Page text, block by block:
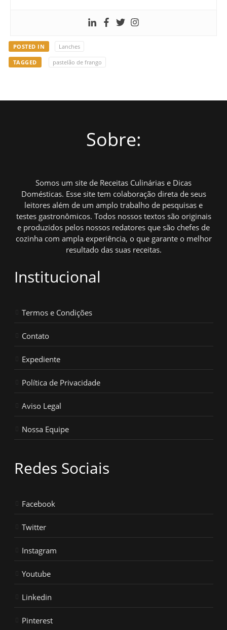
POSTED IN Lanches
TAGGED pastelão de frango
Sobre:
Somos um site de Receitas Culinárias e Dicas
Domésticas. Esse site tem colaboração direta de seus
leitores além de um amplo trabalho de pesquisas e
testes gastronômicos. Todos nossos textos são originais
e produzidos pelos nossos redatores que são chefes de
cozinha com ampla experiência, o que garante o melhor
resultado das suas receitas.
Institucional
Termos e Condições
Contato
Expediente
Política de Privacidade
Aviso Legal
Nossa Equipe
Redes Sociais
Facebook
Twitter
Instagram
Youtube
Linkedin
Pinterest